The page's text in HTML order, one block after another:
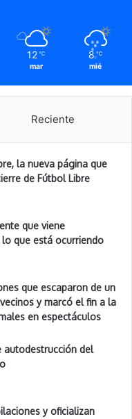
12 ℃
mar
8 ℃
mié
Reciente
la nueva página que
de Fútbol Libre
que viene
que está ocurriendo
que escaparon de un
y marcó el fin a la
en espectáculos
autodestrucción del
y oficializan